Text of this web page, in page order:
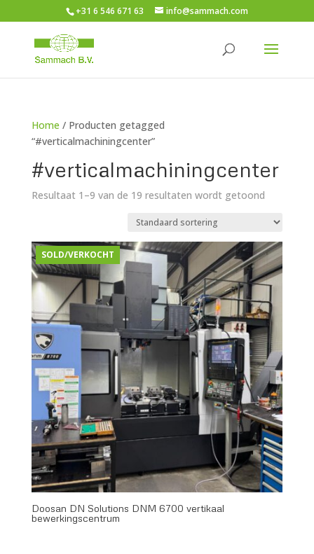
+31 6 546 671 63 info@sammach.com
Home / Producten getagged
“#verticalmachiningcenter”
#verticalmachiningcenter
Resultaat 1–9 van de 19 resultaten wordt getoond
SOLD/VERKOCHT
Doosan DN Solutions DNM 6700 vertikaal
bewerkingscentrum